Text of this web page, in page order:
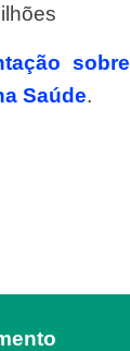
Saúde.